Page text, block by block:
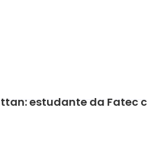
estudante da Fatec